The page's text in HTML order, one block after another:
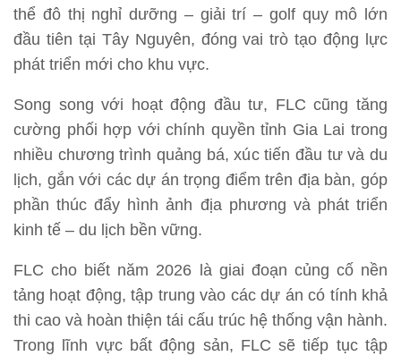
thể đô thị nghỉ dưỡng – giải trí – golf quy mô lớn
đầu tiên tại Tây Nguyên, đóng vai trò tạo động lực
phát triển mới cho khu vực.
Song song với hoạt động đầu tư, FLC cũng tăng
cường phối hợp với chính quyền tỉnh Gia Lai trong
nhiều chương trình quảng bá, xúc tiến đầu tư và du
lịch, gắn với các dự án trọng điểm trên địa bàn, góp
phần thúc đẩy hình ảnh địa phương và phát triển
kinh tế – du lịch bền vững.
FLC cho biết năm 2026 là giai đoạn củng cố nền
tảng hoạt động, tập trung vào các dự án có tính khả
thi cao và hoàn thiện tái cấu trúc hệ thống vận hành.
Trong lĩnh vực bất động sản, FLC sẽ tiếp tục tập